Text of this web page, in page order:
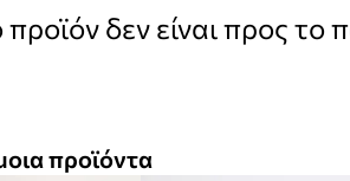
δεν είναι προς το
προϊόντα